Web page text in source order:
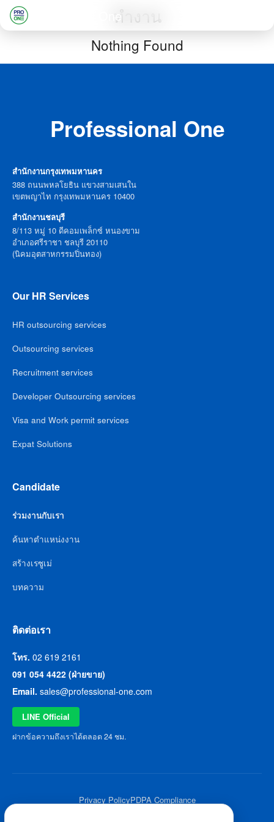
Skip
Professional Oneทำงาน
Nothing Found
Professional One
สำนักงานกรุงเทพมหานคร
388 ถนนพหลโยธิน แขวงสามเสนใน
เขตพญาไท กรุงเทพมหานคร 10400
สำนักงานชลบุรี
8/113 หมู่ 10 ดีคอมเพล็กซ์ หนองขาม
อำเภอศรีราชา ชลบุรี 20110
(นิคมอุตสาหกรรมปิ่นทอง)
Our HR Services
HR outsourcing services
Outsourcing services
Recruitment services
Developer Outsourcing services
Visa and Work permit services
Expat Solutions
Candidate
ร่วมงานกับเรา
ค้นหาตำแหน่งงาน
สร้างเรซูเม่
บทความ
ติดต่อเรา
โทร. 02 619 2161
091 054 4422 (ฝ่ายขาย)
Email. sales@professional-one.com
LINE Official
ฝากข้อความถึงเราได้ตลอด 24 ชม.
Privacy PolicyPDPA Compliance